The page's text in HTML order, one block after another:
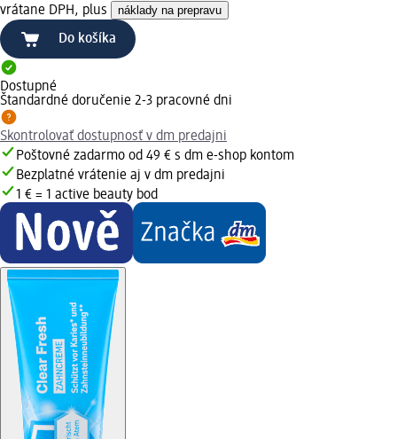
vrátane DPH, plus náklady na prepravu
Do košíka
Dostupné
Štandardné doručenie 2-3 pracovné dni
Skontrolovať dostupnosť v dm predajni
Poštovné zadarmo od 49 € s dm e-shop kontom
Bezplatné vrátenie aj v dm predajni
1 € = 1 active beauty bod